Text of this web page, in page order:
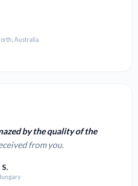
Australia
by the quality of the
from you.